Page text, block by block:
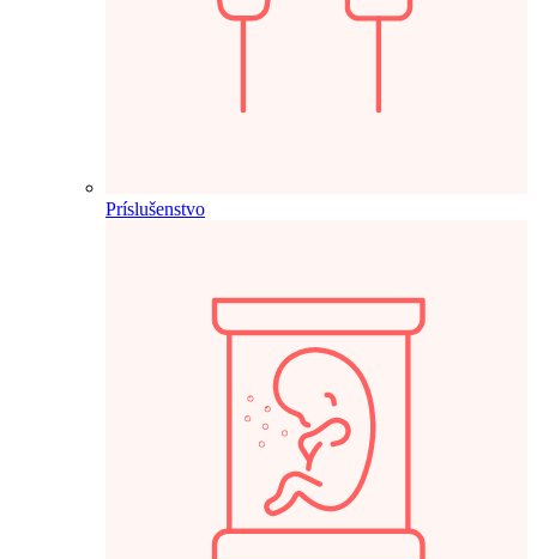
Príslušenstvo